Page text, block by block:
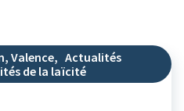
Valence, Actualités
de la laïcité